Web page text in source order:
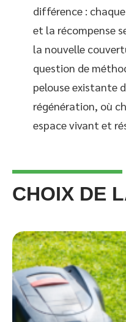
différence :
et la récompense
la nouvelle
question de
pelouse existante
régénération, où
espace vivant et
CHOIX DE